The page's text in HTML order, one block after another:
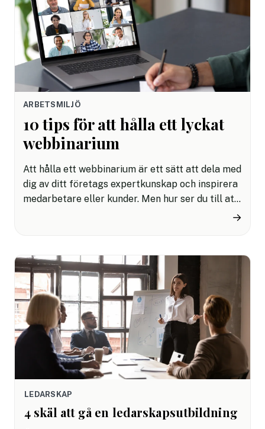
ARBETSMILJÖ
10 tips för att hålla ett lyckat
webbinarium
Att hålla ett webbinarium är ett sätt att dela med
dig av ditt företags expertkunskap och inspirera
medarbetare eller kunder. Men hur ser du till att
→
LEDARSKAP
4 skäl att gå en ledarskapsutbildning